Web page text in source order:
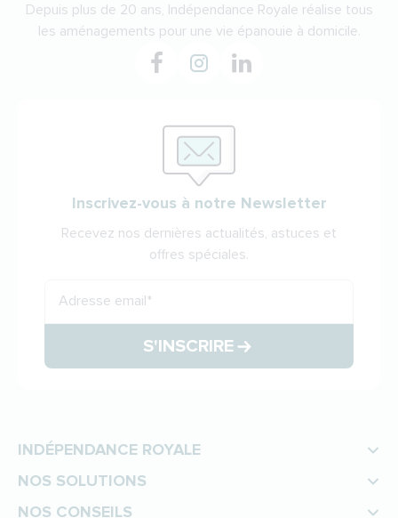
Depuis plus de 20 ans, Indépendance Royale réalise tous
les aménagements pour une vie épanouie à domicile.
Inscrivez-vous à notre Newsletter
Recevez nos dernières actualités, astuces et
offres spéciales.
Adresse email*
S'INSCRIRE
INDÉPENDANCE ROYALE
NOS SOLUTIONS
NOS CONSEILS